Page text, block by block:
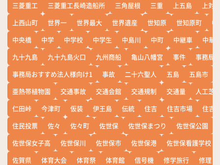
三菱重工
三菱重工長崎造船所 三角屋根 三重 上五島
上対
上西山町
世界一 世界最大 世界遺産 世知原 世知原町
中
中央橋
中学 中学校 中学生 中島川 中町 中継車
中華
九十九島
九十九島火口 九州商船 亀山八幡宮 事件
事務局
事務局おすすめ法人様向け1
事故 二十六聖人 五島 五島市
亜熱帯植物園
交通事故 交通会館 交通規制 交通量
人工芝
仁田峠
今津町 仮装 伊王島 伝統 住吉 住吉市場
住吉
住民投票
佐々 佐々町 佐世保 佐世保まつり 佐世保公園
佐世保女子高
佐世保川 佐世保市 佐世保港
佐世保看護学校
佐賀県
体育大会 体育祭 体育館 信号機 修学旅行
修理